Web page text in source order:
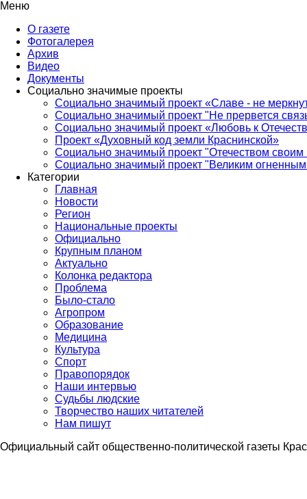
Меню
О газете
Фотогалерея
Архив
Видео
Документы
Социально значимые проекты
Социально значимый проект «Славе - не
Социально значимый проект "Не прервется
Социально значимый проект «Любовь к
Проект «Духовный код земли Краснинской»
Социально значимый проект "Отечеством своим
Социально значимый проект "Великим
Категории
Главная
Новости
Регион
Национальные проекты
Официально
Крупным планом
Актуально
Колонка редактора
Проблема
Было-стало
Агропром
Образование
Медицина
Культура
Спорт
Правопорядок
Наши интервью
Судьбы людские
Творчество наших читателей
Нам пишут
Официальный сайт общественно-политической газеты